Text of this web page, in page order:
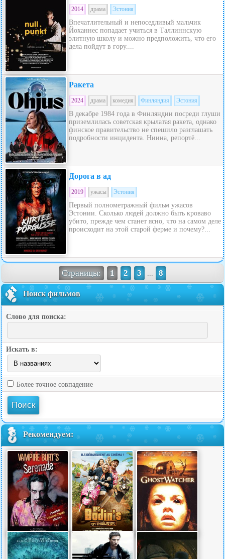
2014 драма Эстония
Впечатлительный и непоседливый мальчик
Йоханнес попадает учиться в Таллиннскую
элитную школу и можно предположить, что его
дела пойдут в гору....
Ракета
2024 драма комедия Финляндия Эстония
В декабре 1984 года в Финляндии посреди глуши
приземлилась советская крылатая ракета, однако
финское правительство не спешило разглашать
подробности инцидента. Ниина, репортё...
Дорога в ад
2019 ужасы Эстония
Первый полнометражный фильм ужасов
Эстонии. Сколько людей должно быть кроваво
убито, прежде чем станет ясно, что на самом деле
происходит на этой старой ферме и почему?...
Страницы: 1 2 3 ... 8
Поиск фильмов
Слово для поиска:
Искать в:
Более точное совпадение
Рекомендуем: